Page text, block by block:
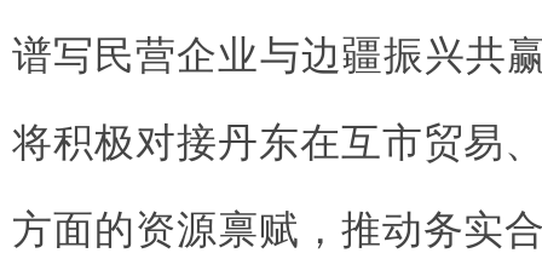
谱写民营企业与边疆振兴共
将积极对接丹东在互市贸易
方面的资源禀赋，推动务实